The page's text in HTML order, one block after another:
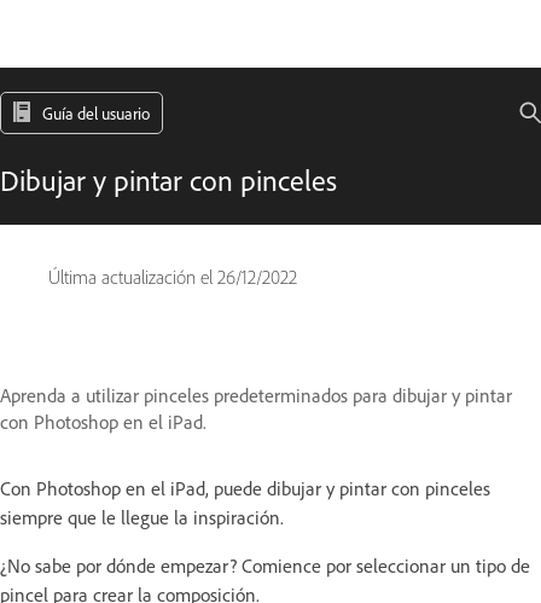
Guía del usuario
Dibujar y pintar con pinceles
Última actualización el 26/12/2022
Aprenda a utilizar pinceles predeterminados para dibujar y pintar
con Photoshop en el iPad.
Con Photoshop en el iPad, puede dibujar y pintar con pinceles
siempre que le llegue la inspiración.
¿No sabe por dónde empezar? Comience por seleccionar un tipo de
pincel para crear la composición.